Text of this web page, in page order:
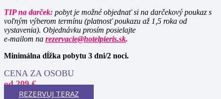
TIP na darček: pobyt je možné objednať si na darčekový poukaz s
voľným výberom termínu (platnosť poukazu až 1,5 roka od
vystavenia). Objednávku prosím posielajte
e-mailom na rezervacie@hotelpieris.sk.
Minimálna dĺžka pobytu 3 dni/2 noci.
CENA ZA OSOBU
od 209 €
REZERVUJ TERAZ